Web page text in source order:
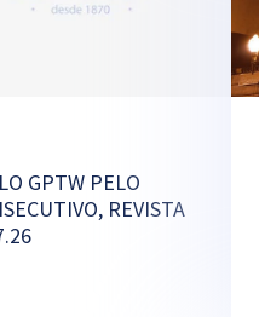
GPTW PELO
REVISTA